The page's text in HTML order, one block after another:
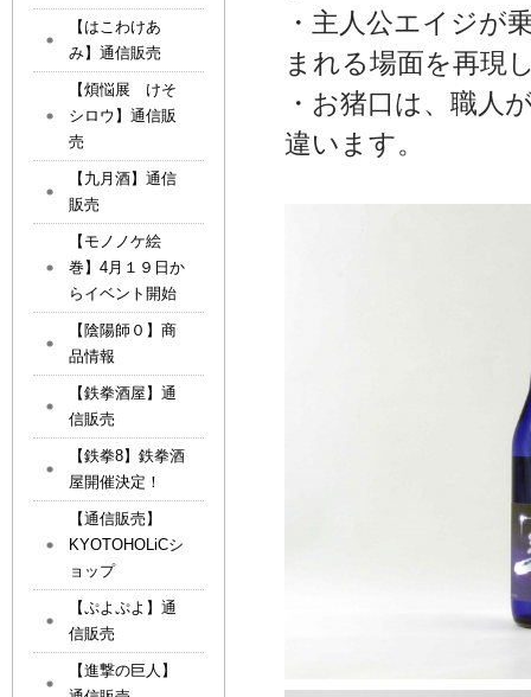
・主人公エイジが
まれる場面を再現
・お猪口は、職人
違います。
【はこわけあ
み】通信販売
【煩悩展 けそ
シロウ】通信販
売
【九月酒】通信
販売
【モノノケ絵
巻】4月１９日か
らイベント開始
【陰陽師０】商
品情報
【鉄拳酒屋】通
信販売
【鉄拳8】鉄拳酒
屋開催決定！
【通信販売】
KYOTOHOLiCシ
ョップ
【ぷよぷよ】通
信販売
【進撃の巨人】